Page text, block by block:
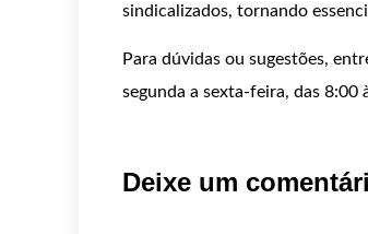
sindicalizados, tornando
Para dúvidas ou sugestões,
segunda a sexta-feira, das 8:00
Deixe um